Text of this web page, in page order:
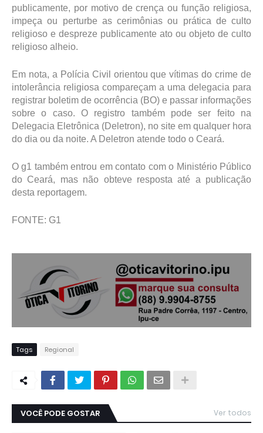
publicamente, por motivo de crença ou função religiosa,
impeça ou perturbe as cerimônias ou prática de culto
religioso e despreze publicamente ato ou objeto de culto
religioso alheio.
Em nota, a Polícia Civil orientou que vítimas do crime de
intolerância religiosa compareçam a uma delegacia para
registrar boletim de ocorrência (BO) e passar informações
sobre o caso. O registro também pode ser feito na
Delegacia Eletrônica (Deletron), no site em qualquer hora
do dia ou da noite. A Deletron atende todo o Ceará.
O g1 também entrou em contato com o Ministério Público
do Ceará, mas não obteve resposta até a publicação
desta reportagem.
FONTE: G1
Tags Regional
VOCÊ PODE GOSTAR Ver todos